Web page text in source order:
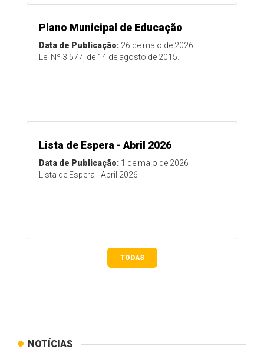
Plano Municipal de Educação
Data de Publicação: 26 de maio de 2026
Lei Nº 3.577, de 14 de agosto de 2015.
Lista de Espera - Abril 2026
Data de Publicação: 1 de maio de 2026
Lista de Espera - Abril 2026
TODAS
NOTÍCIAS